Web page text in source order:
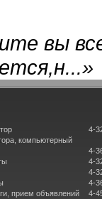
вы
»
компьютерный
прием объявлений
4-
4-
4-
4-
4-
4-